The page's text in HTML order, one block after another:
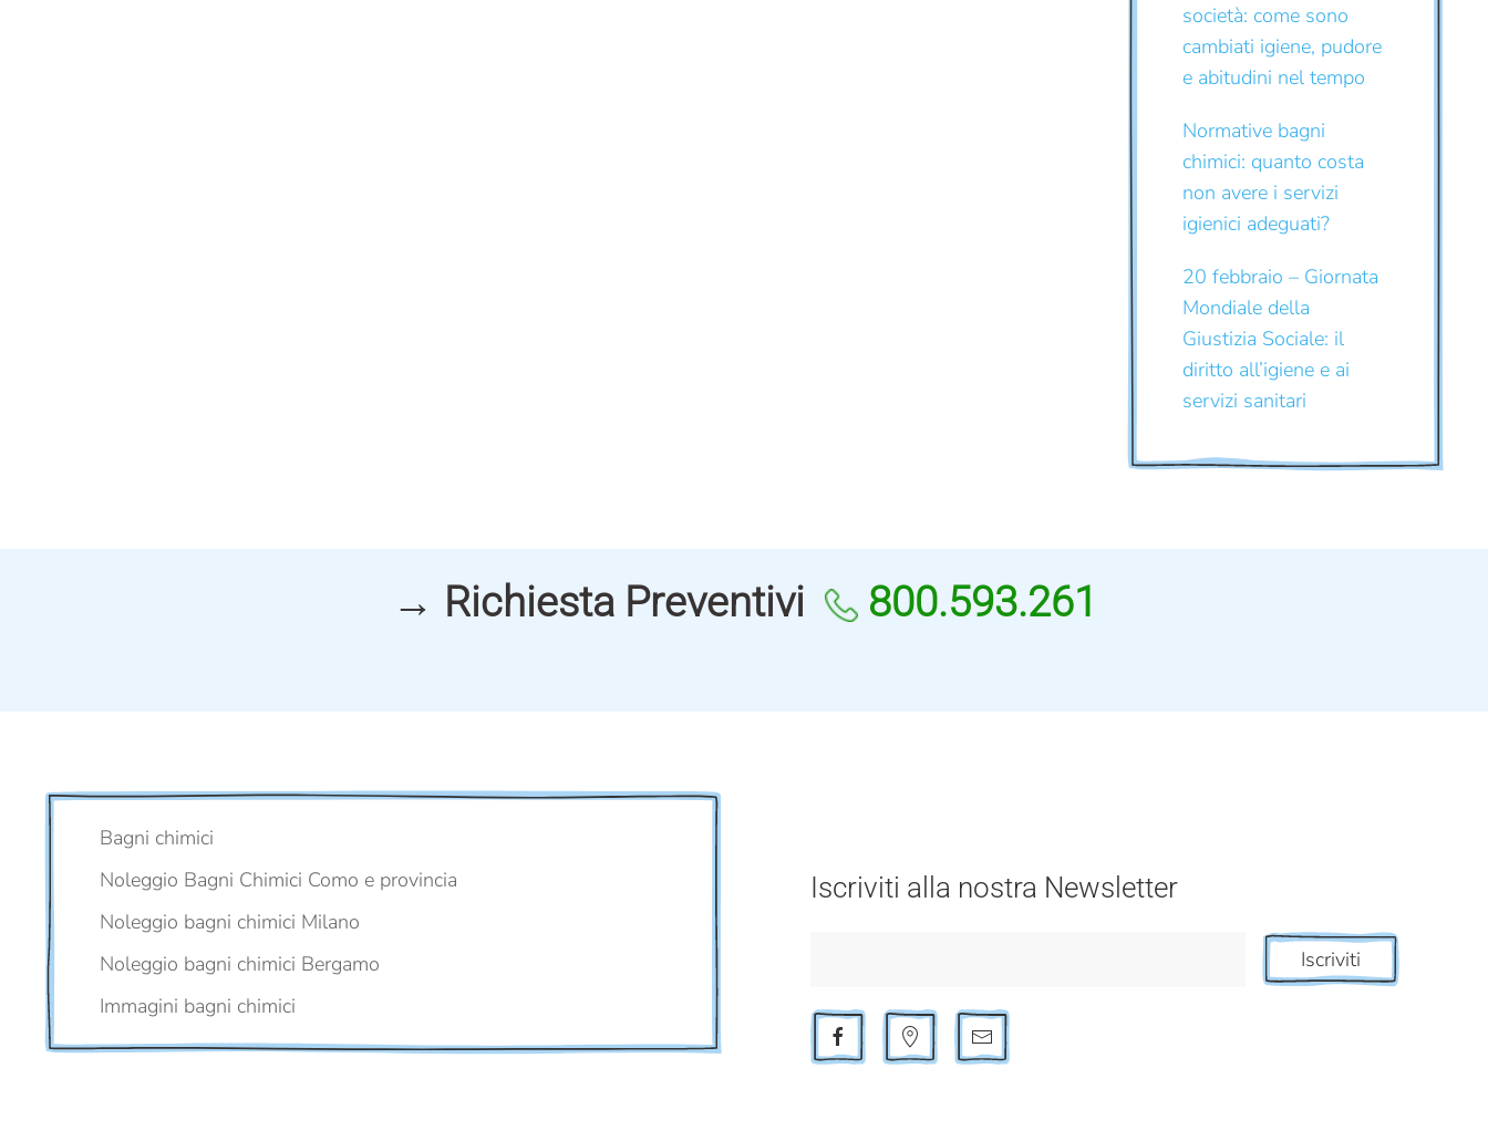
società: come sono
cambiati igiene, pudore
e abitudini nel tempo
Normative bagni
chimici: quanto costa
non avere i servizi
igienici adeguati?
20 febbraio – Giornata
Mondiale della
Giustizia Sociale: il
diritto all’igiene e ai
servizi sanitari
→ Richiesta Preventivi 800.593.261
Bagni chimici
Noleggio Bagni Chimici Como e provincia
Noleggio bagni chimici Milano
Noleggio bagni chimici Bergamo
Immagini bagni chimici
Iscriviti alla nostra Newsletter
Iscriviti